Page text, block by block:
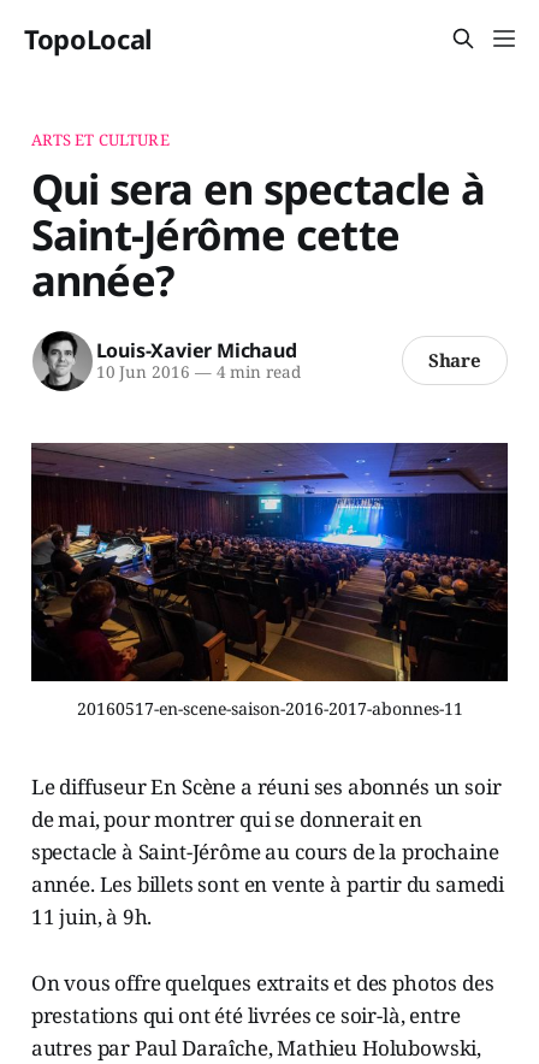
TopoLocal
ARTS ET CULTURE
Qui sera en spectacle à
Saint-Jérôme cette
année?
Louis-Xavier Michaud
10 Jun 2016 —4 min read Share
20160517-en-scene-saison-2016-2017-abonnes-11
Le diffuseur En Scène a réuni ses abonnés un soir
de mai, pour montrer qui se donnerait en
spectacle à Saint-Jérôme au cours de la prochaine
année. Les billets sont en vente à partir du samedi
11 juin, à 9h.
On vous offre quelques extraits et des photos des
prestations qui ont été livrées ce soir-là, entre
autres par Paul Daraîche, Mathieu Holubowski,